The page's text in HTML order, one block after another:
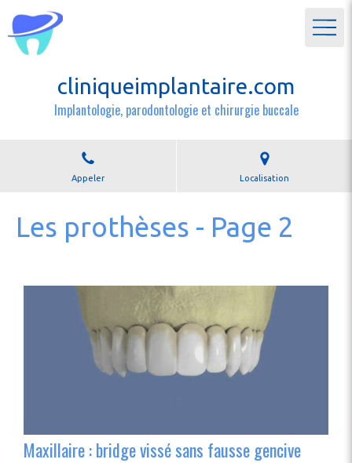
cliniqueimplantaire.com
Implantologie, parodontologie et chirurgie buccale
Appeler Localisation
Les prothèses - Page 2
Maxillaire : bridge vissé sans fausse gencive